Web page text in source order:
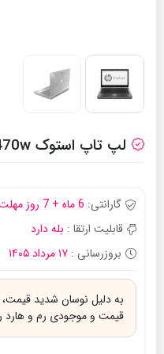
لپ تاپ استوک HP EliteBook 8470w
گارانتی: 6 ماه + 7 روز مهلت تست
قابلیت ارتقا : بله دارد
بروزرسانی : ۱۷ مرداد ۱۴۰۵
به دلیل نوسان شدید قیمت،
قیمت و موجودی رم و هارد را